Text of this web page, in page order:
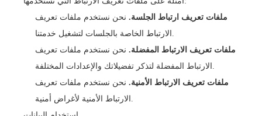
ملفات تعريف ارتباط الجلسة. نحن نستخدم ملفات تعريف
الارتباط الخاصة بالجلسات لتشغيل خدمتنا.
ملفات تعريف الارتباط المفضلة. نحن نستخدم ملفات تعريف
الارتباط المفضلة لتذكر تفضيلاتك والإعدادات المختلفة.
ملفات تعريف الارتباط الأمنية. نحن نستخدم ملفات تعريف
الارتباط الأمنية لأغراض أمنية.